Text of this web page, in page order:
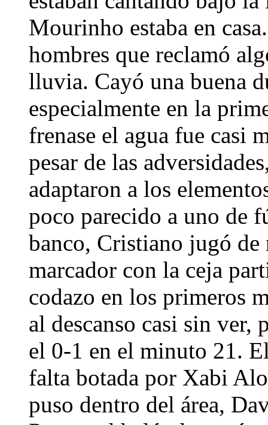
Mourinho estaba en
hombres que reclamó
lluvia. Cayó una buena
especialmente en la
frenase el agua fue casi
pesar de las
adaptaron a los
poco parecido a uno de
banco, Cristiano jugó
marcador con la ceja
codazo en los primeros
al descanso casi sin
el 0-1 en el minuto 21.
falta botada por Xabi
puso dentro del área,